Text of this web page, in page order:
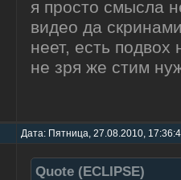
я просто смысла
видео да
неет, есть подвох
не зря же стим
Дата: Пятница, 27.08.2010,
Quote (ECLIPSE)